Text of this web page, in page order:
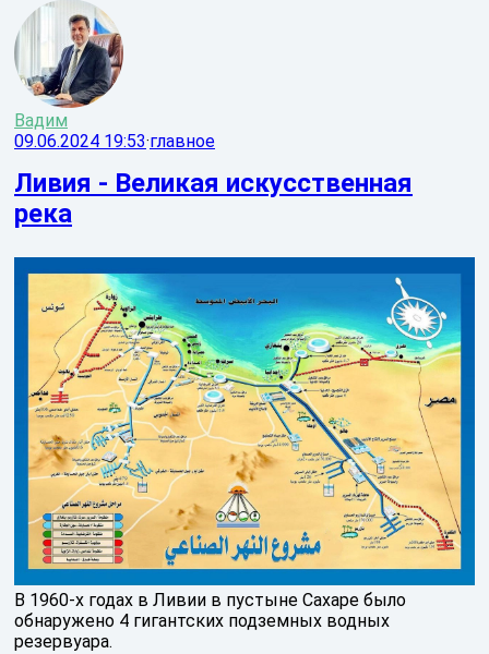
Вадим
09.06.2024 19:53·главное
Ливия - Великая искусственная
река
В 1960-х годах в Ливии в пустыне Сахаре было
обнаружено 4 гигантских подземных водных
резервуара.